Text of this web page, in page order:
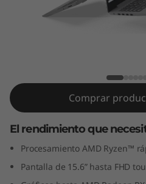
D
Comprar
El rendimiento que
Procesamiento AMD Ryzen™
Pantalla de 15.6” hasta FHD